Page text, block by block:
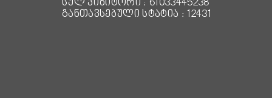
სულ ვიზიტორი : 61033445238
განთავსებული სტატია : 12431